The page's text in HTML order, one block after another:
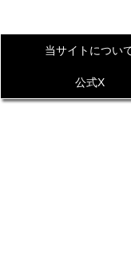
当サイトについ
公式X